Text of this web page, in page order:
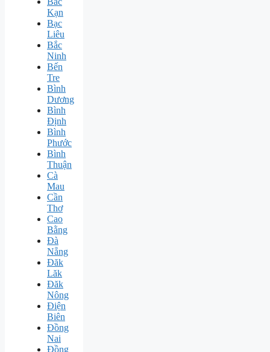
Kạn
Bạc
Liêu
Bắc
Ninh
Bến
Tre
Bình
Dương
Bình
Định
Bình
Phước
Bình
Thuận
Cà
Mau
Cần
Thơ
Cao
Bằng
Đà
Nẵng
Đăk
Lăk
Đăk
Nông
Điện
Biên
Đồng
Nai
Đồng